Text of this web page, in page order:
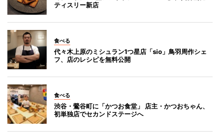
ティスリー新店
食べる
代々木上原のミシュラン1つ星店「sio」鳥羽周作シェ
フ、店のレシピを無料公開
食べる
渋谷・鶯谷町に「かつお食堂」 店主・かつおちゃん、
初単独店でセカンドステージへ